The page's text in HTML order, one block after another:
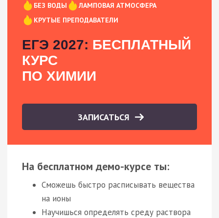
БЕЗ ВОДЫ
ЛАМПОВАЯ АТМОСФЕРА
КРУТЫЕ ПРЕПОДАВАТЕЛИ
ЕГЭ 2027: БЕСПЛАТНЫЙ
КУРС
ПО ХИМИИ
ЗАПИСАТЬСЯ
На бесплатном демо-курсе ты:
Сможешь быстро расписывать вещества
на ионы
Научишься определять среду раствора